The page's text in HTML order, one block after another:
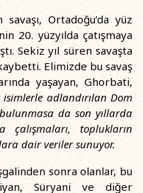
Ortadoğu’da yüz
20. yüzyılda çatışmaya
Sekiz yıl süren savaşta
Elimizde bu savaş
yaşayan, Ghorbati,
adlandırılan Dom
da son yıllarda
toplukların
dair veriler sunuyor.
sonra olanlar, bu
Süryani ve diğer